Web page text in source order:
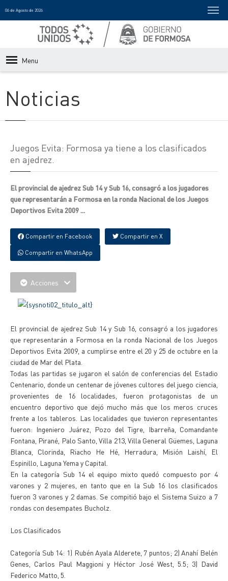
06 de Agosto de 2026
Menu
Noticias
Juegos Evita: Formosa ya tiene a los clasificados
en ajedrez.
El provincial de ajedrez Sub 14 y Sub 16, consagró a los jugadores
que representarán a Formosa en la ronda Nacional de los Juegos
Deportivos Evita 2009 ...
Compartir en Facebook Compartir en X
Compartir en WhatsApp
Acciones
El provincial de ajedrez Sub 14 y Sub 16, consagró a los jugadores
que representarán a Formosa en la ronda Nacional de los Juegos
Deportivos Evita 2009, a cumplirse entre el 20 y 25 de octubre en la
ciudad de Mar del Plata.
Todas las partidas se jugaron el salón de conferencias del Estadio
Centenario, donde un centenar de jóvenes cultores del juego ciencia,
provenientes de 16 localidades, fueron protagonistas de un
encuentro deportivo que dejó mucho más que los meros cruces
frente a los tableros. Las localidades que tuvieron representantes
fueron: Ingeniero Juárez, Pozo del Tigre, Ibarreña, Comandante
Fontana, Pirané, Palo Santo, Villa 213, Villa General Güemes, Laguna
Blanca, Clorinda, Riacho He Hé, Herradura, Misión Laishí, El
Espinillo, Laguna Yema y Capital.
En la categoría Sub 14 el equipo mixto quedó compuesto por 4
varones y 2 mujeres, en tanto que en la Sub 16 los clasificados
fueron 3 varones y 2 damas. Se compitió bajo el Sistema Suizo a 7
rondas con desempates Bucholz.
Los Clasificados
Categoría Sub 14: 1) Rubén Ayala Alderete, 7 puntos; 2) Anahí Belén
Genes, Carlos Paul Maggioni y Héctor José West, 5.5; 3) David
Federico Matto, 5.